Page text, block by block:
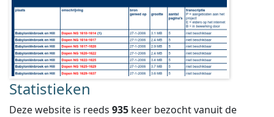
Statistieken
Deze website is reeds 935 keer bezocht vanuit de